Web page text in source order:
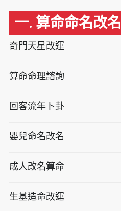
一. 算命命名改名
奇門天星改運
算命命理諮詢
回客流年卜卦
嬰兒命名改名
成人改名算命
生基造命改運